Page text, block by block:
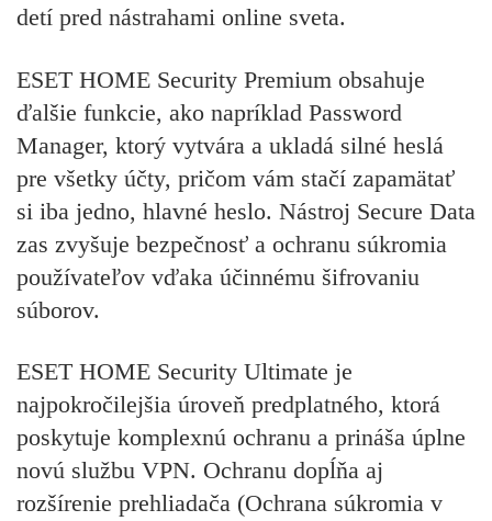
detí pred nástrahami online sveta.
ESET HOME Security Premium obsahuje
ďalšie funkcie, ako napríklad Password
Manager, ktorý vytvára a ukladá silné heslá
pre všetky účty, pričom vám stačí zapamätať
si iba jedno, hlavné heslo. Nástroj Secure Data
zas zvyšuje bezpečnosť a ochranu súkromia
používateľov vďaka účinnému šifrovaniu
súborov.
ESET HOME Security Ultimate je
najpokročilejšia úroveň predplatného, ktorá
poskytuje komplexnú ochranu a prináša úplne
novú službu VPN. Ochranu dopĺňa aj
rozšírenie prehliadača (Ochrana súkromia v